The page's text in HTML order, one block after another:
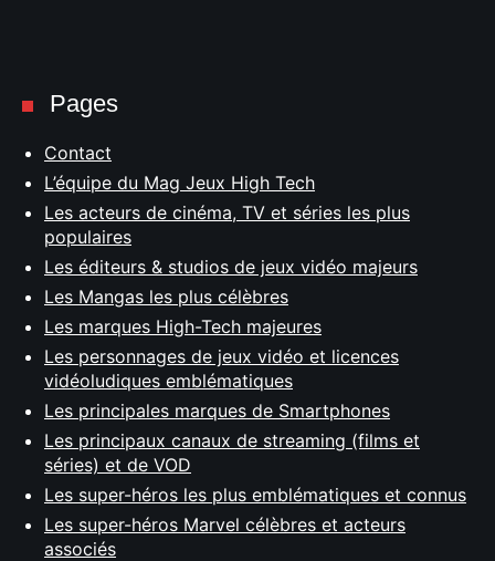
Pages
Contact
L’équipe du Mag Jeux High Tech
Les acteurs de cinéma, TV et séries les plus
populaires
Les éditeurs & studios de jeux vidéo majeurs
Les Mangas les plus célèbres
Les marques High-Tech majeures
Les personnages de jeux vidéo et licences
vidéoludiques emblématiques
Les principales marques de Smartphones
Les principaux canaux de streaming (films et
séries) et de VOD
Les super-héros les plus emblématiques et connus
Les super-héros Marvel célèbres et acteurs
associés